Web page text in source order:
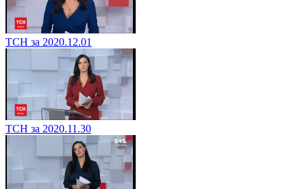
ТСН за 2020.12.01
ТСН за 2020.11.30